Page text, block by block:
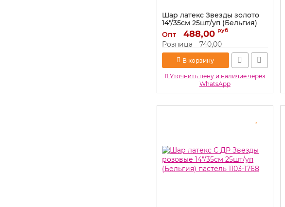
Шар латекс Звезды золото
14"/35см 25шт/уп (Бельгия)
1103-1582
Артикул: 1103-1582
Опт 488,00 руб
Розница 740,00
В корзину
Уточнить цену и наличие через
WhatsApp